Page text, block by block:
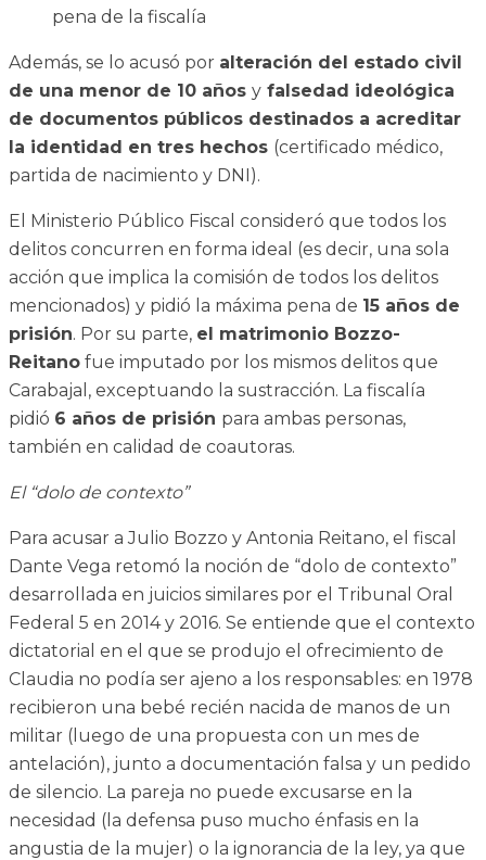
pena de la fiscalía
Además, se lo acusó por alteración del estado civil
de una menor de 10 años y falsedad ideológica
de documentos públicos destinados a acreditar
la identidad en tres hechos (certificado médico,
partida de nacimiento y DNI).
El Ministerio Público Fiscal consideró que todos los
delitos concurren en forma ideal (es decir, una sola
acción que implica la comisión de todos los delitos
mencionados) y pidió la máxima pena de 15 años de
prisión. Por su parte, el matrimonio Bozzo-
Reitano fue imputado por los mismos delitos que
Carabajal, exceptuando la sustracción. La fiscalía
pidió 6 años de prisión para ambas personas,
también en calidad de coautoras.
El “dolo de contexto”
Para acusar a Julio Bozzo y Antonia Reitano, el fiscal
Dante Vega retomó la noción de “dolo de contexto”
desarrollada en juicios similares por el Tribunal Oral
Federal 5 en 2014 y 2016. Se entiende que el contexto
dictatorial en el que se produjo el ofrecimiento de
Claudia no podía ser ajeno a los responsables: en 1978
recibieron una bebé recién nacida de manos de un
militar (luego de una propuesta con un mes de
antelación), junto a documentación falsa y un pedido
de silencio. La pareja no puede excusarse en la
necesidad (la defensa puso mucho énfasis en la
angustia de la mujer) o la ignorancia de la ley, ya que